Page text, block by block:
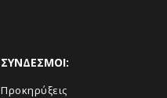
ΣΥΝΔΕΣΜΟΙ:
Προκηρύξεις